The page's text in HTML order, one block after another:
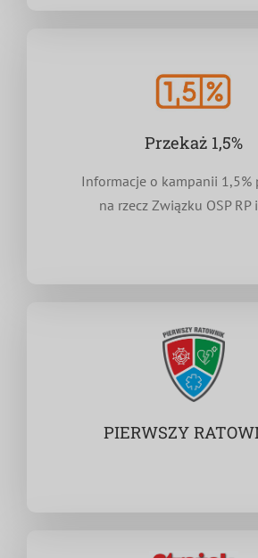
Przekaż 1,5%
Informacje o kampanii 1,5%
na rzecz Związku OSP RP
PIERWSZY